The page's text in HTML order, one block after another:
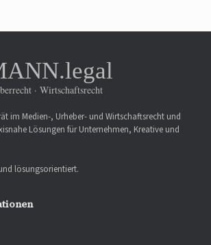
· Wirtschaftsrecht
im Medien-, Urheber- und Wirtschaftsrecht und
Lösungen für Unternehmen, Kreative und
lösungsorientiert.